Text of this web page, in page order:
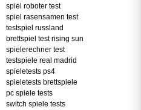
spiel roboter test
spiel rasensamen test
testspiel russland
brettspiel test rising sun
spielerechner test
testspiele real madrid
spieletests ps4
spieletests brettspiele
pc spiele tests
switch spiele tests